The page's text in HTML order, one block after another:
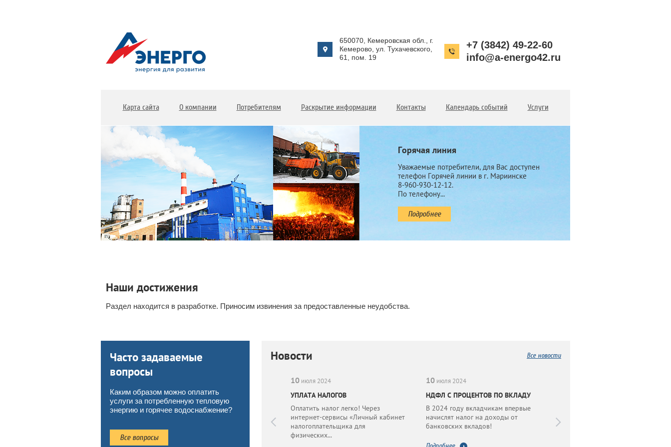
+7 (3842) 49-22-60
info@a-energo42.ru
650070, Кемеровская обл., г.
Кемерово, ул. Тухачевского,
61, пом. 19
Карта сайта О компании Потребителям Раскрытие информации Контакты Календарь событий Услуги
Горячая линия
Уважаемые потребители, для Вас доступен
телефон Горячей линии в г. Мариинске
8-960-930-12-12.
По телефону...
Подробнее
Наши достижения
Раздел находится в разработке. Приносим извинения за предоставленные неудобства.
Часто задаваемые
вопросы
Каким образом можно оплатить
услуги за потребленную тепловую
энергию и горячее водоснабжение?
Все вопросы
Новости Все новости
О ПРОГРАММЕ ДОЛГОСРОЧНЫХ
СБЕРЕЖЕНИЙ
разъяснительная кампания для
населения по условиям ПДС.
10 июля 2024
УПЛАТА НАЛОГОВ
Оплатить налог легко! Через
интернет-сервисы «Личный кабинет
налогоплательщика для
физических...
10 июля 2024
НДФЛ С ПРОЦЕНТОВ ПО ВКЛАДУ
В 2024 году вкладчикам впервые
начислят налог на доходы от
банковских вкладов!